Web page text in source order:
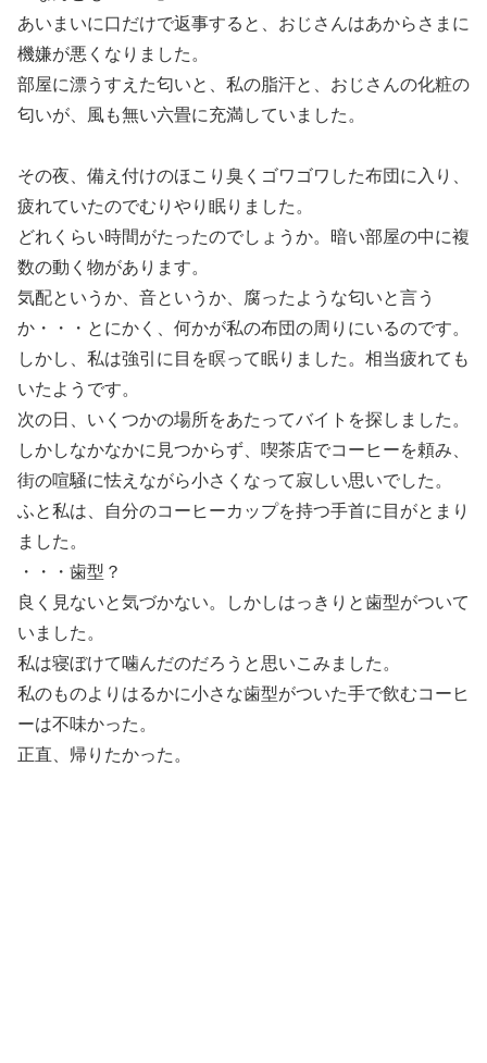
あいまいに口だけで返事すると、おじさんはあからさまに
機嫌が悪くなりました。
部屋に漂うすえた匂いと、私の脂汗と、おじさんの化粧の
匂いが、風も無い六畳に充満していました。
その夜、備え付けのほこり臭くゴワゴワした布団に入り、
疲れていたのでむりやり眠りました。
どれくらい時間がたったのでしょうか。暗い部屋の中に複
数の動く物があります。
気配というか、音というか、腐ったような匂いと言う
か・・・とにかく、何かが私の布団の周りにいるのです。
しかし、私は強引に目を瞑って眠りました。相当疲れても
いたようです。
次の日、いくつかの場所をあたってバイトを探しました。
しかしなかなかに見つからず、喫茶店でコーヒーを頼み、
街の喧騒に怯えながら小さくなって寂しい思いでした。
ふと私は、自分のコーヒーカップを持つ手首に目がとまり
ました。
・・・歯型？
良く見ないと気づかない。しかしはっきりと歯型がついて
いました。
私は寝ぼけて噛んだのだろうと思いこみました。
私のものよりはるかに小さな歯型がついた手で飲むコーヒ
ーは不味かった。
正直、帰りたかった。